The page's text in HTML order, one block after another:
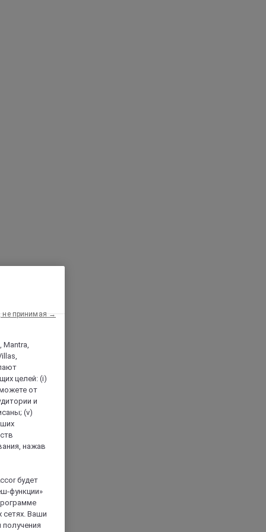
Mantra,
целей: (i)
от
и
(v)
нажав
будет
функции»
сетях. Ваши
не принимая →